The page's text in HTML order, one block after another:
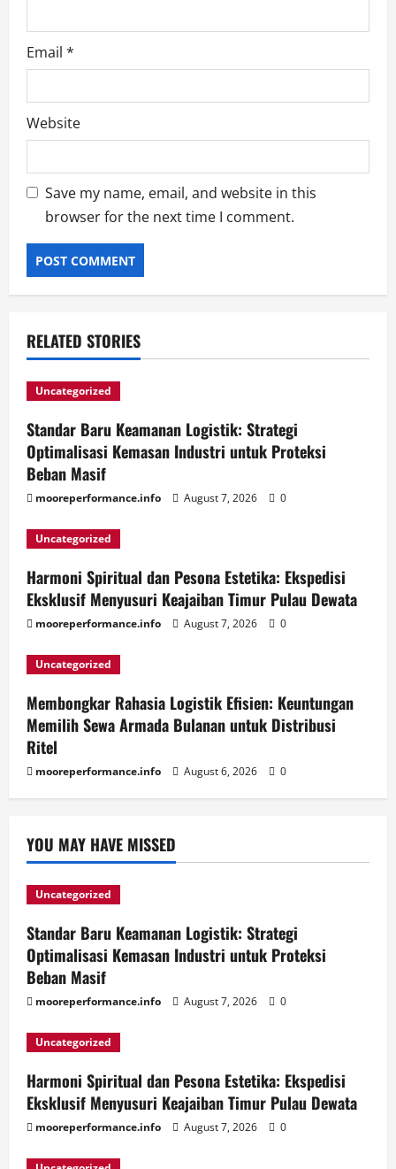
Email *
Website
Save my name, email, and website in this
browser for the next time I comment.
RELATED STORIES
Uncategorized
Standar Baru Keamanan Logistik: Strategi
Optimalisasi Kemasan Industri untuk Proteksi
Beban Masif
mooreperformance.info August 7, 2026 0
Uncategorized
Harmoni Spiritual dan Pesona Estetika: Ekspedisi
Eksklusif Menyusuri Keajaiban Timur Pulau Dewata
mooreperformance.info August 7, 2026 0
Uncategorized
Membongkar Rahasia Logistik Efisien: Keuntungan
Memilih Sewa Armada Bulanan untuk Distribusi
Ritel
mooreperformance.info August 6, 2026 0
YOU MAY HAVE MISSED
Uncategorized
Standar Baru Keamanan Logistik: Strategi
Optimalisasi Kemasan Industri untuk Proteksi
Beban Masif
mooreperformance.info August 7, 2026 0
Uncategorized
Harmoni Spiritual dan Pesona Estetika: Ekspedisi
Eksklusif Menyusuri Keajaiban Timur Pulau Dewata
mooreperformance.info August 7, 2026 0